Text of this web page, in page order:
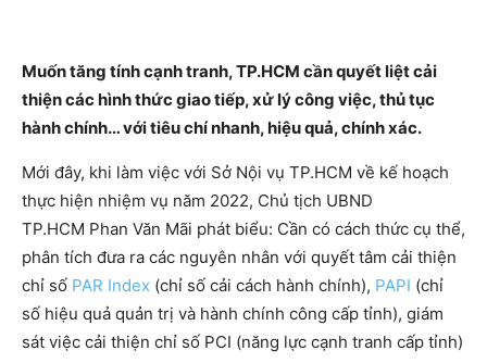
Muốn tăng tính cạnh tranh, TP.HCM cần quyết liệt cải
thiện các hình thức giao tiếp, xử lý công việc, thủ tục
hành chính… với tiêu chí nhanh, hiệu quả, chính xác.
Mới đây, khi làm việc với Sở Nội vụ TP.HCM về kế hoạch
thực hiện nhiệm vụ năm 2022, Chủ tịch UBND
TP.HCM Phan Văn Mãi phát biểu: Cần có cách thức cụ thể,
phân tích đưa ra các nguyên nhân với quyết tâm cải thiện
chỉ số PAR Index (chỉ số cải cách hành chính), PAPI (chỉ
số hiệu quả quản trị và hành chính công cấp tỉnh), giám
sát việc cải thiện chỉ số PCI (năng lực cạnh tranh cấp tỉnh)